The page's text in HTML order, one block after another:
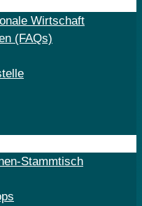
Wirtschaft
(FAQs)
Stammtisch